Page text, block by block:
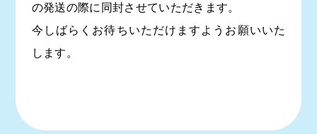
の発送の際に同封させていただきます。
今しばらくお待ちいただけますようお願いいた
します。